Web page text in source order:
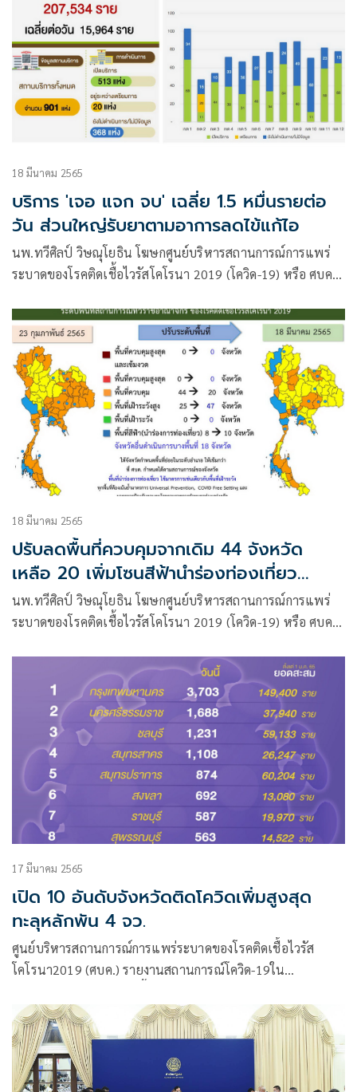
18 มีนาคม 2565
บริการ 'เจอ แจก จบ' เฉลี่ย 1.5 หมื่นรายต่อ
วัน ส่วนใหญ่รับยาตามอาการลดไข้แก้ไอ
นพ.ทวีศิลป์ วิษณุโยธิน โฆษกศูนย์บริหารสถานการณ์การแพร่
ระบาดของโรคติดเชื้อไวรัสโคโรนา 2019 (โควิด-19) หรือ ศบค.
โอชา นายกรัฐมนตรี ในฐานะผอ.ศบค.เป็นประธาน
18 มีนาคม 2565
ปรับลดพื้นที่ควบคุมจากเดิม 44 จังหวัด
เหลือ 20 เพิ่มโซนสีฟ้านำร่องท่องเที่ยว
'เชียงใหม่-เพชรบุรี'
นพ.ทวีศิลป์ วิษณุโยธิน โฆษกศูนย์บริหารสถานการณ์การแพร่
ระบาดของโรคติดเชื้อไวรัสโคโรนา 2019 (โควิด-19) หรือ ศบค.
โอชา นายกรัฐมนตรี ในฐานะผอ.ศบค.เป็นประธาน
17 มีนาคม 2565
เปิด 10 อันดับจังหวัดติดโควิดเพิ่มสูงสุด
ทะลุหลักพัน 4 จว.
ศูนย์บริหารสถานการณ์การแพร่ระบาดของโรคติดเชื้อไวรัส
โคโรนา2019 (ศบค.) รายงานสถานการณ์โควิด-19ใน